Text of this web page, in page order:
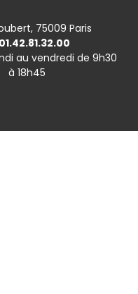
75009 Paris
01.42.81.32.00
au vendredi de 9h30
à 18h45